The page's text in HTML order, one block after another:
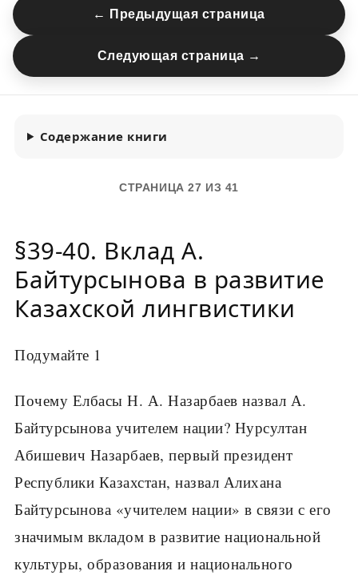
← Предыдущая страница
Следующая страница →
Содержание книги
СТРАНИЦА 27 ИЗ 41
§39-40. Вклад А.
Байтурсынова в развитие
Казахской лингвистики
Подумайте 1
Почему Елбасы Н. А. Назарбаев назвал А.
Байтурсынова учителем нации? Нурсултан
Абишевич Назарбаев, первый президент
Республики Казахстан, назвал Алихана
Байтурсынова «учителем нации» в связи с его
значимым вкладом в развитие национальной
культуры, образования и национального